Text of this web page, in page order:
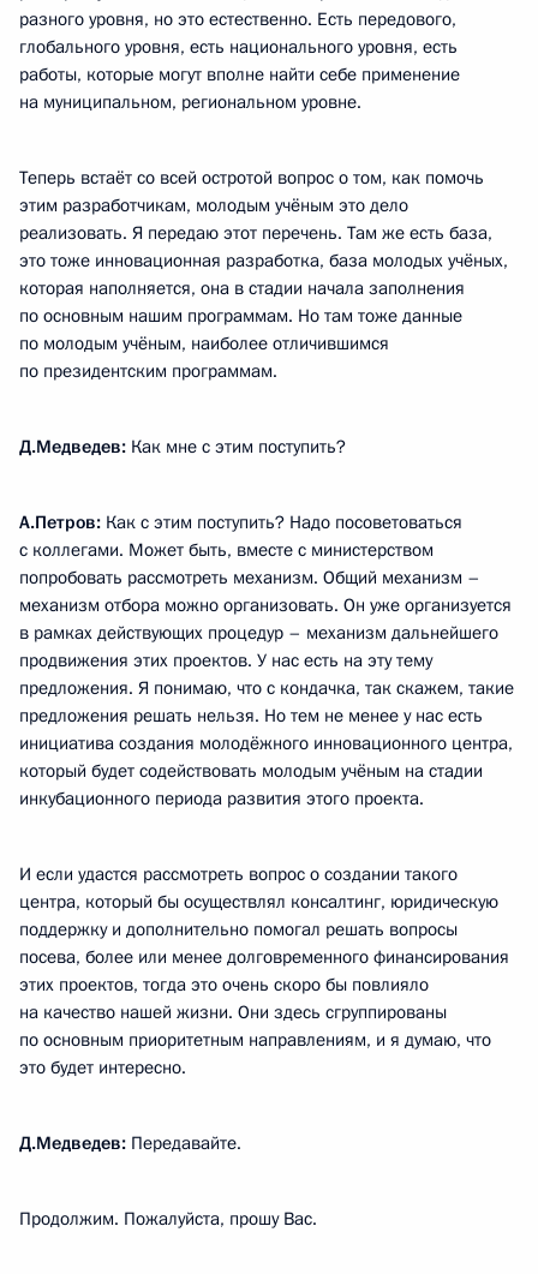
разного уровня, но это естественно. Есть передового,
глобального уровня, есть национального уровня, есть
работы, которые могут вполне найти себе применение
на муниципальном, региональном уровне.
Теперь встаёт со всей остротой вопрос о том, как помочь
этим разработчикам, молодым учёным это дело
реализовать. Я передаю этот перечень. Там же есть база,
это тоже инновационная разработка, база молодых учёных,
которая наполняется, она в стадии начала заполнения
по основным нашим программам. Но там тоже данные
по молодым учёным, наиболее отличившимся
по президентским программам.
Д.Медведев: Как мне с этим поступить?
А.Петров: Как с этим поступить? Надо посоветоваться
с коллегами. Может быть, вместе с министерством
попробовать рассмотреть механизм. Общий механизм –
механизм отбора можно организовать. Он уже организуется
в рамках действующих процедур – механизм дальнейшего
продвижения этих проектов. У нас есть на эту тему
предложения. Я понимаю, что с кондачка, так скажем, такие
предложения решать нельзя. Но тем не менее у нас есть
инициатива создания молодёжного инновационного центра,
который будет содействовать молодым учёным на стадии
инкубационного периода развития этого проекта.
И если удастся рассмотреть вопрос о создании такого
центра, который бы осуществлял консалтинг, юридическую
поддержку и дополнительно помогал решать вопросы
посева, более или менее долговременного финансирования
этих проектов, тогда это очень скоро бы повлияло
на качество нашей жизни. Они здесь сгруппированы
по основным приоритетным направлениям, и я думаю, что
это будет интересно.
Д.Медведев: Передавайте.
Продолжим. Пожалуйста, прошу Вас.